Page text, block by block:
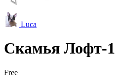
Luca
Скамья Лофт-1
Free